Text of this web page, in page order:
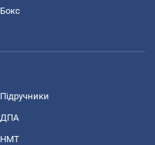
Бокс
Підручники
ДПА
НМТ